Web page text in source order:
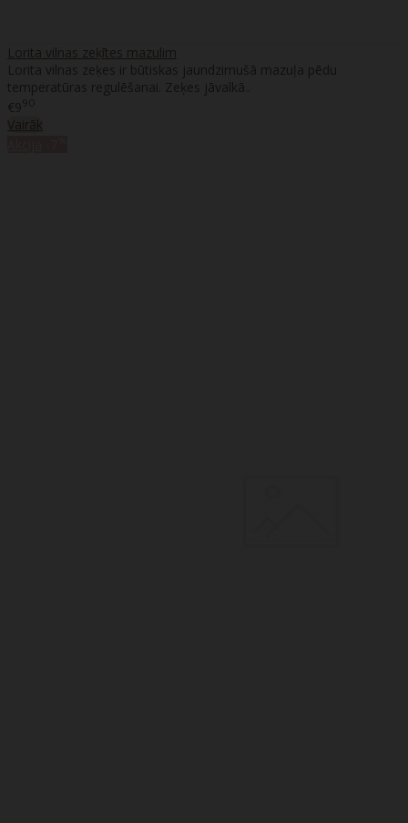
Lorita vilnas zeķītes mazulim
Lorita vilnas zeķes ir būtiskas jaundzimušā mazuļa pēdu
temperatūras regulēšanai. Zeķes jāvalkā..
€990
Vairāk